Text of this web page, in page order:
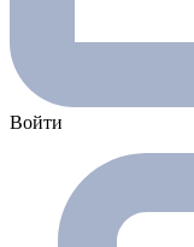
Войти